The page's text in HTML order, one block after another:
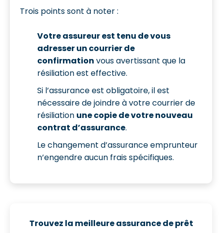
Trois points sont à noter :
Votre assureur est tenu de vous
adresser un courrier de
confirmation vous avertissant que la
résiliation est effective.
Si l’assurance est obligatoire, il est
nécessaire de joindre à votre courrier de
résiliation une copie de votre nouveau
contrat d’assurance.
Le changement d’assurance emprunteur
n’engendre aucun frais spécifiques.
Trouvez la meilleure assurance de prêt